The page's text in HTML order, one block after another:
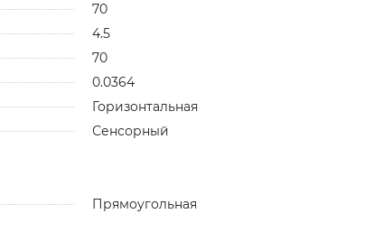
70
4.5
70
0.0364
Горизонтальная
Сенсорный
Прямоугольная